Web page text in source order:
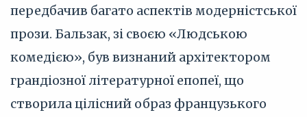
передбачив багато аспектів модерністської
прози. Бальзак, зі своєю «Людською
комедією», був визнаний архітектором
грандіозної літературної епопеї, що
створила цілісний образ французького